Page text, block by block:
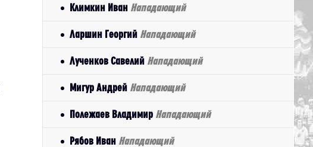
Климкин Иван Нападающий
Ларшин Георгий Нападающий
Лученков Савелий Нападающий
Мигур Андрей Нападающий
Полежаев Владимир Нападающий
Рябов Иван Нападающий